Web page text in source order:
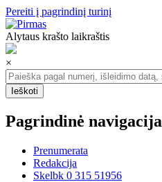
Pereiti į pagrindinį turinį
Alytaus krašto laikraštis
×
Pagrindinė navigacija
Prenumerata
Redakcija
Skelbk 0 315 51956